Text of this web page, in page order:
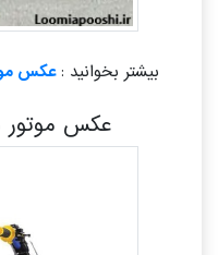
بیشتر بخوانید :عکس
عکس